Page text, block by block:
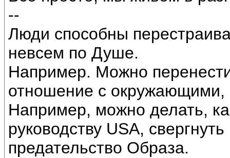
--
Люди способны
невсем по Душе.
Например. Можно
отношение с окружающими,
Например, можно делать,
руководству USА,
предательство Образа.